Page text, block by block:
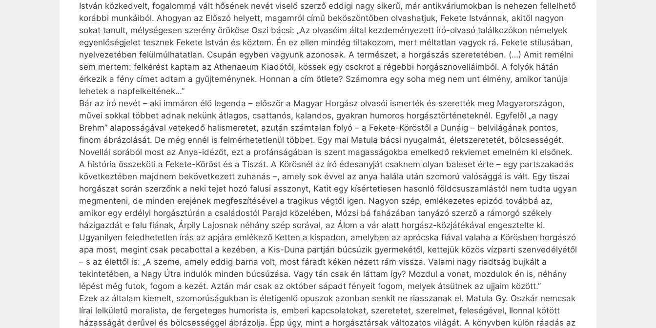
István közkedvelt, fogalommá vált hősének nevét viselő szerző eddigi nagy sikerű, már antikváriumokban is nehezen fellelhető
korábbi munkáiból. Ahogyan az Előszó helyett, magamról című beköszöntőben olvashatjuk, Fekete Istvánnak, akitől nagyon
sokat tanult, mélységesen szerény örököse Oszi bácsi: „Az olvasóim által kezdeményezett író-olvasó találkozókon némelyek
egyenlőségjelet tesznek Fekete István és köztem. Én ez ellen mindég tiltakozom, mert méltatlan vagyok rá. Fekete stílusában,
nyelvezetében felülmúlhatatlan. Csupán egyben vagyunk azonosak. A természet, a horgászás szeretetében. (…) Amit remélni
sem mertem: felkérést kaptam az Athenaeum Kiadótól, kössek egy csokrot a régebbi horgásznovelláimból. A folyók hátán
érkezik a fény címet adtam a gyűjteménynek. Honnan a cím ötlete? Számomra egy soha meg nem unt élmény, amikor tanúja
lehetek a napfelkeltének…”
Bár az író nevét – aki immáron élő legenda – először a Magyar Horgász olvasói ismerték és szerették meg Magyarországon,
művei sokkal többet adnak nekünk átlagos, csattanós, kalandos, gyakran humoros horgásztörténeteknél. Egyfelől „a nagy
Brehm” alaposságával vetekedő halismeretet, azután számtalan folyó – a Fekete-Köröstől a Dunáig – belvilágának pontos,
finom ábrázolását. De még ennél is felmérhetetlenül többet. Egy mai Matula bácsi nyugalmát, életszeretetét, bölcsességét.
Novellái sorából most az Anya-idézőt, ezt a profánságában is szent magasságokba emelkedő rekviemet emelném ki elsőnek.
A história összeköti a Fekete-Köröst és a Tiszát. A Körösnél az író édesanyját csaknem olyan baleset érte – egy partszakadás
következtében majdnem bekövetkezett zuhanás –, amely sok évvel az anya halála után szomorú valósággá is vált. Egy tiszai
horgászat során szerzőnk a neki tejet hozó falusi asszonyt, Katit egy kísértetiesen hasonló földcsuszamlástól nem tudta ugyan
megmenteni, de minden erejének megfeszítésével a tragikus végtől igen. Nagyon szép, emlékezetes epizód továbbá az,
amikor egy erdélyi horgásztúrán a családostól Parajd közelében, Mózsi bá faházában tanyázó szerző a rámorgó székely
házigazdát e falu fiának, Árpily Lajosnak néhány szép sorával, az Álom a vár alatt horgász-közjátékával engesztelte ki.
Ugyanilyen feledhetetlen írás az apjára emlékező Ketten a kispadon, amelyben az aprócska fiával valaha a Körösben horgászó
apa most, megint csak pecabottal a kezében, a Kis-Duna partján búcsúzik gyermekétől, kettejük közös vízparti szenvedélyétől
– s az élettől is: „A szeme, amely eddig barna volt, most fáradt kéken nézett rám vissza. Valami nagy riadtság bujkált a
tekintetében, a Nagy Útra indulók minden búcsúzása. Vagy tán csak én láttam így? Mozdul a vonat, mozdulok én is, néhány
lépést még futok, fogom a kezét. Aztán már csak az október sápadt fényeit fogom, melyek átsütnek az ujjaim között.”
Ezek az általam kiemelt, szomorúságukban is életigenlő opuszok azonban senkit ne riasszanak el. Matula Gy. Oszkár nemcsak
lírai lelkületű moralista, de fergeteges humorista is, emberi kapcsolatokat, szeretetet, szerelmet, feleségével, Ilonnal kötött
házasságát derűvel és bölcsességgel ábrázolja. Épp úgy, mint a horgásztársak változatos világát. A könyvben külön ráadás az